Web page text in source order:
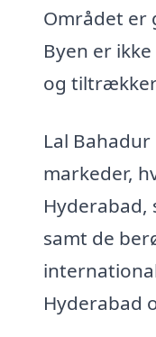
Området er
Byen er
og tiltrækker
Lal
markeder,
Hyderabad,
samt de
Hyderabad